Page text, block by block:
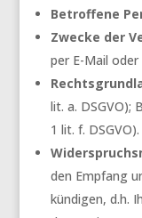
Betroffene
Zwecke der
per E-Mail
lit. a. DSGVO);
1 lit. f. DSGVO).
den Empfang
kündigen, d.h.